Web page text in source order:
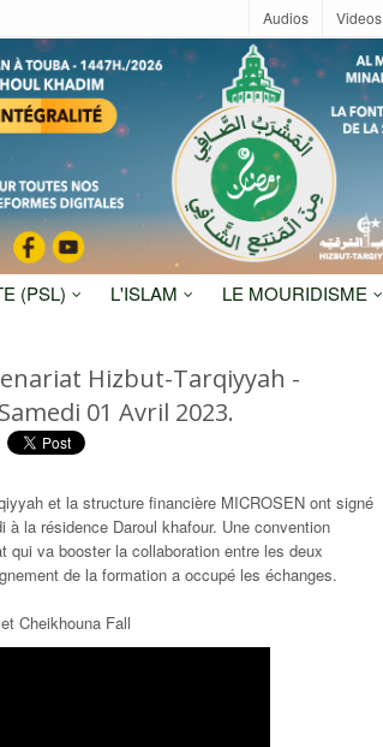
Audios Videos
(PSL) L'ISLAM LE MOURIDISME
Hizbut-Tarqiyyah -
01 Avril 2023.
et la structure financière MICROSEN ont signé
à la résidence Daroul khafour. Une convention
qui va booster la collaboration entre les deux
de la formation a occupé les échanges.
Cheikhouna Fall